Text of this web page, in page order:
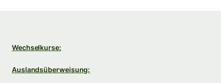
Wechselkurse:
Auslandsüberweisung: